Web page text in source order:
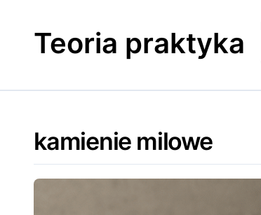
contentTeoria praktyka
kamienie milowe